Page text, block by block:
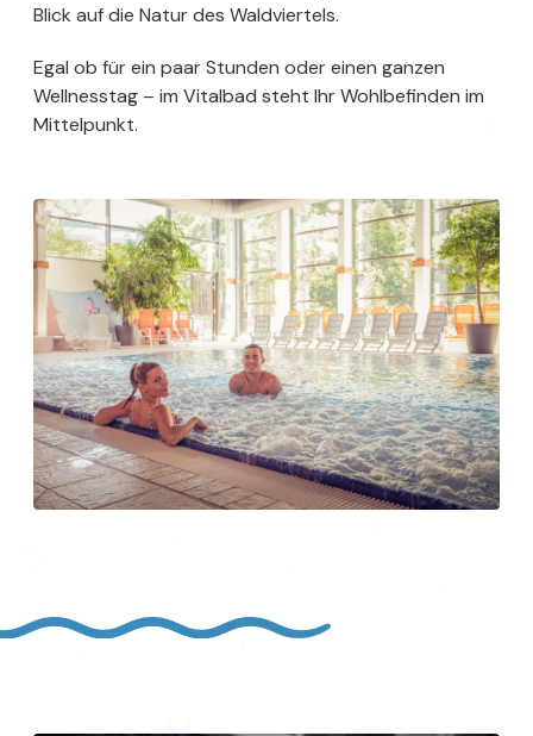
Blick auf die Natur des Waldviertels.
Egal ob für ein paar Stunden oder einen ganzen
Wellnesstag – im Vitalbad steht Ihr Wohlbefinden im
Mittelpunkt.